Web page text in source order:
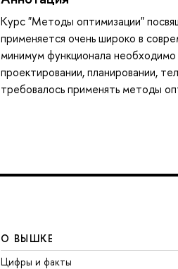
Курс "Методы оптимизации"
применяется очень широко в
минимум функционала необходимо
проектировании, планировании,
требовалось применять методы
О ВЫШКЕ
Цифры и факты